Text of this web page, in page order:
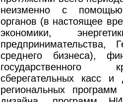
неизменно с помощью
органов (в настоящее
экономики,
предпринимательства,
среднего бизнеса),
государственного
сберегательных касс
региональных